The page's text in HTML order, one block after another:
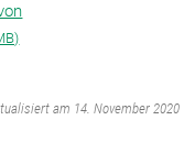
am 14. November 2020